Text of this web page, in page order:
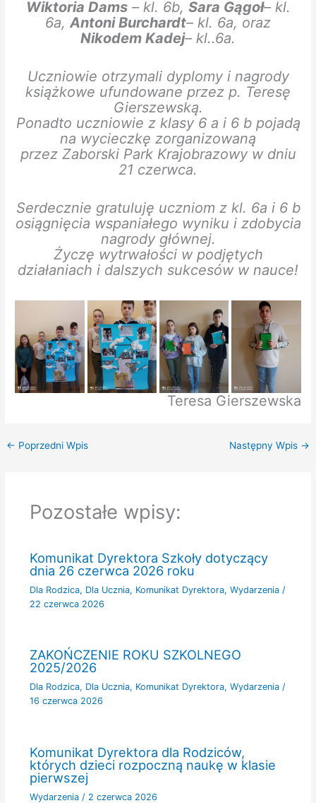
Wiktoria Dams– kl. 6b, Sara Gągoł– kl.
6a, Antoni Burchardt– kl. 6a, oraz
Nikodem Kadej– kl..6a.
Uczniowie otrzymali dyplomy i nagrody
książkowe ufundowane przez p. Teresę
Gierszewską.
Ponadto uczniowie z klasy 6 a i 6 b pojadą
na wycieczkę zorganizowaną
przez Zaborski Park Krajobrazowy w dniu
21 czerwca.
Serdecznie gratuluję uczniom z kl. 6a i 6 b
osiągnięcia wspaniałego wyniku i zdobycia
nagrody głównej.
Życzę wytrwałości w podjętych
działaniach i dalszych sukcesów w nauce!
Teresa Gierszewska
← Poprzedni Wpis Następny Wpis →
Pozostałe wpisy:
Komunikat Dyrektora Szkoły dotyczący
dnia 26 czerwca 2026 roku
Dla Rodzica, Dla Ucznia, Komunikat Dyrektora, Wydarzenia/
22 czerwca 2026
ZAKOŃCZENIE ROKU SZKOLNEGO
2025/2026
Dla Rodzica, Dla Ucznia, Komunikat Dyrektora, Wydarzenia/
16 czerwca 2026
Komunikat Dyrektora dla Rodziców,
których dzieci rozpoczną naukę w klasie
pierwszej
Wydarzenia/ 2 czerwca 2026